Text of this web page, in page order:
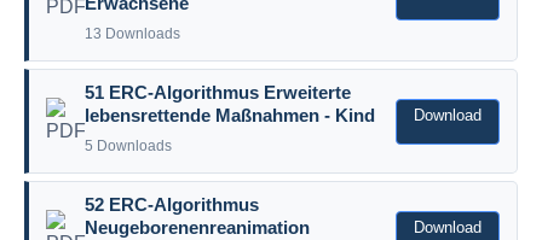
Erwachsene
13 Downloads
51 ERC-Algorithmus Erweiterte
lebensrettende Maßnahmen - Kind
5 Downloads
Download
52 ERC-Algorithmus
Neugeborenenreanimation
Download